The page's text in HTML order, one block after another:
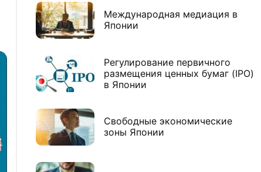
Международная медиация в
Японии
Регулирование первичного
размещения ценных бумаг (IPO)
в Японии
Свободные экономические
зоны Японии